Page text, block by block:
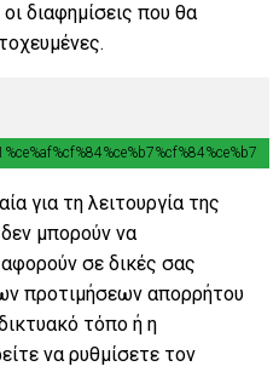
διαφημίσεις που θα
για τη λειτουργία της
μπορούν να
σε δικές σας
προτιμήσεων απορρήτου
τόπο ή η
να ρυθμίσετε τον